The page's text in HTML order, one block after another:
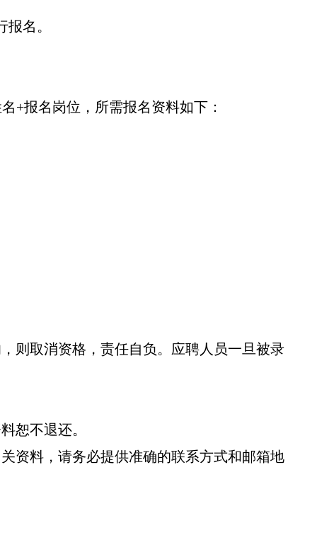
名。
+报名岗位，所需报名资料如下：
则取消资格，责任自负。应聘人员一旦被录
恕不退还。
资料，请务必提供准确的联系方式和邮箱地